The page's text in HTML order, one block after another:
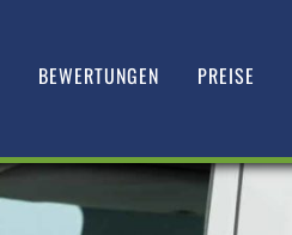
BEWERTUNGEN PREISE